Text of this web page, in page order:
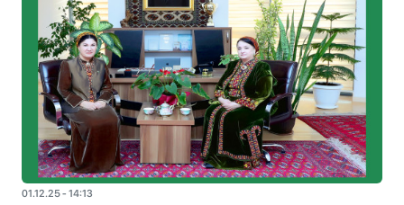
01.12.25 - 14:13